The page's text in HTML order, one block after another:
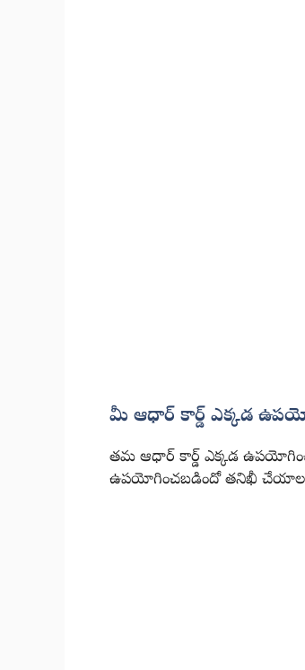
మీ ఆధార్ కార్డ్ ఎక్కడ
తమ ఆధార్ కార్డ్ ఎక్కడ
ఉపయోగించబడిందో తనిఖీ